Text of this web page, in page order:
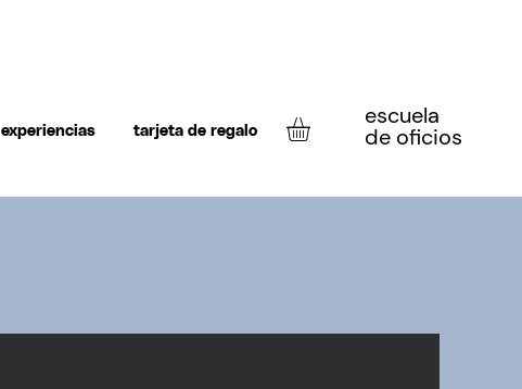
experiencias tarjeta de regalo
escuela
de oficios